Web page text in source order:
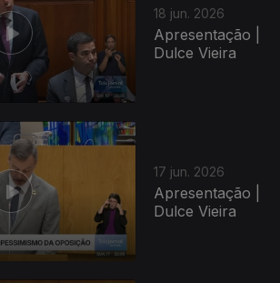
18 jun. 2026
Apresentação |
Dulce Vieira
17 jun. 2026
Apresentação |
Dulce Vieira